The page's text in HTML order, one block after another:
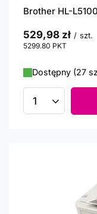
Brother HL-
529,98 zł / szt.
5299.80 PKT
Dostępny (27
Ilość produktów